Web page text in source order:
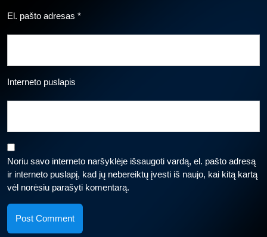
El. pašto adresas *
Interneto puslapis
Noriu savo interneto naršyklėje išsaugoti vardą, el. pašto adresą
ir interneto puslapį, kad jų nebereiktų įvesti iš naujo, kai kitą kartą
vėl norėsiu parašyti komentarą.